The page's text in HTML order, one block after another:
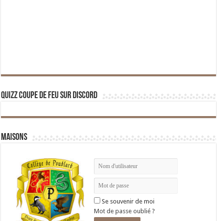
Quizz Coupe de Feu sur Discord
Maisons
Se souvenir de moi
Mot de passe oublié ?